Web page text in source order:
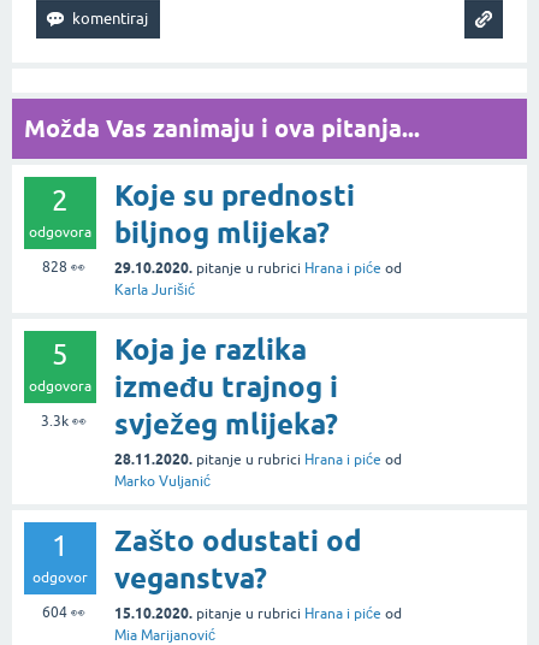
Možda Vas zanimaju i ova pitanja...
2
odgovora
828 👀
Koje su prednosti
biljnog mlijeka?
29.10.2020. pitanje u rubrici Hrana i piće od
Karla Jurišić
5
odgovora
3.3k👀
Koja je razlika
između trajnog i
svježeg mlijeka?
28.11.2020. pitanje u rubrici Hrana i piće od
Marko Vuljanić
1
odgovor
604👀
Zašto odustati od
veganstva?
15.10.2020. pitanje u rubrici Hrana i piće od
Mia Marijanović